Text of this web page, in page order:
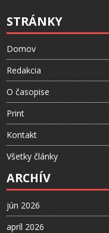
STRÁNKY
Domov
Redakcia
O časopise
Print
Kontakt
Všetky články
ARCHÍV
jún 2026
apríl 2026